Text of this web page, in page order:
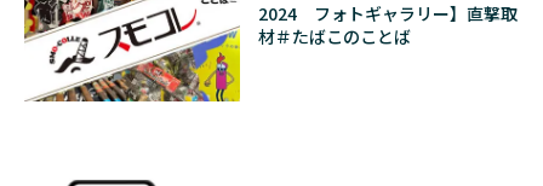
2024 フォトギャラリー】直撃取
材＃たばこのことば